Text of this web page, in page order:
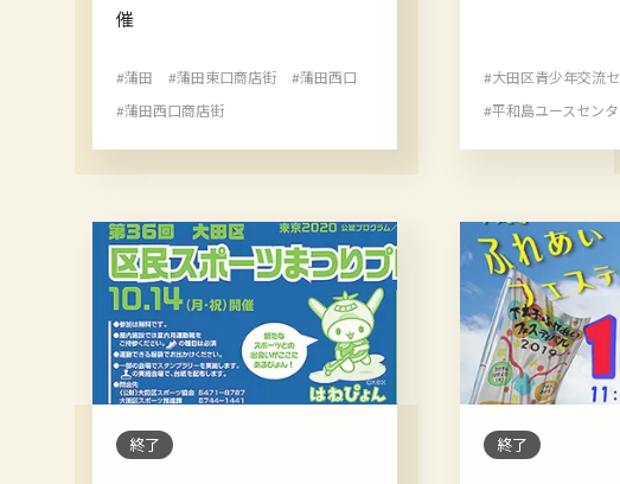
催
#蒲田 #蒲田東口商店街
#蒲田西口
#蒲田西口商店街
#大田区青少年交流
#平和島ユースセン
終了 終了